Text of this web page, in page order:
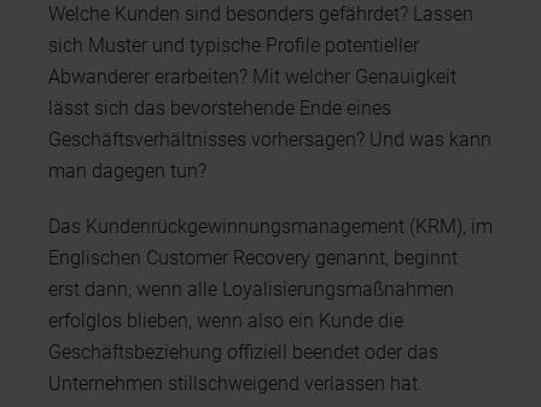
Welche Kunden sind besonders gefährdet? Lassen
sich Muster und typische Profile potentieller
Abwanderer erarbeiten? Mit welcher Genauigkeit
lässt sich das bevorstehende Ende eines
Geschäftsverhältnisses vorhersagen? Und was kann
man dagegen tun?
Das Kundenrückgewinnungsmanagement (KRM), im
Englischen Customer Recovery genannt, beginnt
erst dann, wenn alle Loyalisierungsmaßnahmen
erfolglos blieben, wenn also ein Kunde die
Geschäftsbeziehung offiziell beendet oder das
Unternehmen stillschweigend verlassen hat.